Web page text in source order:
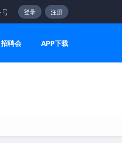
登录 注册
招聘会 APP下载